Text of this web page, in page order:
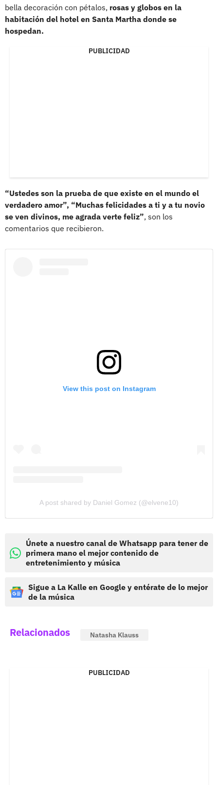
bella decoración con pétalos, rosas y globos en la
habitación del hotel en Santa Martha donde se
hospedan.
PUBLICIDAD
“Ustedes son la prueba de que existe en el mundo el
verdadero amor”, “Muchas felicidades a ti y a tu novio
se ven divinos, me agrada verte feliz”, son los
comentarios que recibieron.
View this post on Instagram
A post shared by Daniel Gomez (@elvene10)
Únete a nuestro canal de Whatsapp para tener de
primera mano el mejor contenido de
entretenimiento y música
Sigue a La Kalle en Google y entérate de lo mejor
de la música
Relacionados Natasha Klauss
PUBLICIDAD